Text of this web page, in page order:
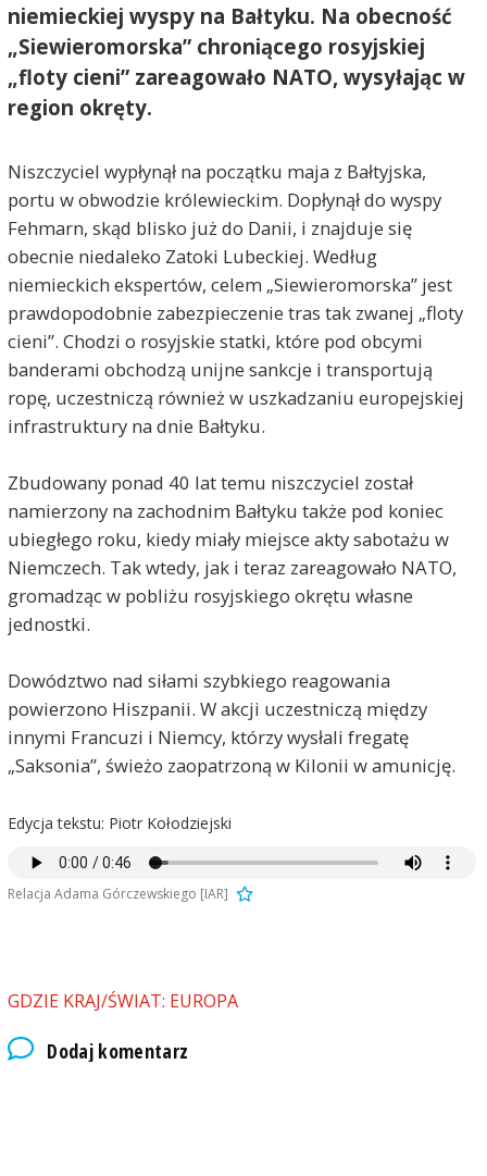
niemieckiej wyspy na Bałtyku. Na obecność
„Siewieromorska” chroniącego rosyjskiej
„floty cieni” zareagowało NATO, wysyłając w
region okręty.
Niszczyciel wypłynął na początku maja z Bałtyjska,
portu w obwodzie królewieckim. Dopłynął do wyspy
Fehmarn, skąd blisko już do Danii, i znajduje się
obecnie niedaleko Zatoki Lubeckiej. Według
niemieckich ekspertów, celem „Siewieromorska” jest
prawdopodobnie zabezpieczenie tras tak zwanej „floty
cieni”. Chodzi o rosyjskie statki, które pod obcymi
banderami obchodzą unijne sankcje i transportują
ropę, uczestniczą również w uszkadzaniu europejskiej
infrastruktury na dnie Bałtyku.
Zbudowany ponad 40 lat temu niszczyciel został
namierzony na zachodnim Bałtyku także pod koniec
ubiegłego roku, kiedy miały miejsce akty sabotażu w
Niemczech. Tak wtedy, jak i teraz zareagowało NATO,
gromadząc w pobliżu rosyjskiego okrętu własne
jednostki.
Dowództwo nad siłami szybkiego reagowania
powierzono Hiszpanii. W akcji uczestniczą między
innymi Francuzi i Niemcy, którzy wysłali fregatę
„Saksonia”, świeżo zaopatrzoną w Kilonii w amunicję.
Edycja tekstu: Piotr Kołodziejski
Relacja Adama Górczewskiego [IAR]
GDZIE KRAJ/ŚWIAT: EUROPA
Dodaj komentarz